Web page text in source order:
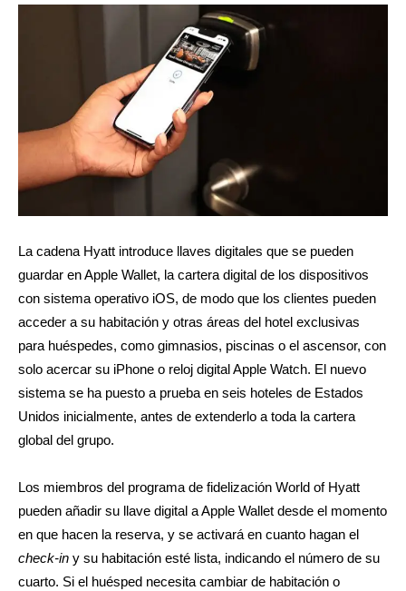
La cadena Hyatt introduce llaves digitales que se pueden
guardar en Apple Wallet, la cartera digital de los dispositivos
con sistema operativo iOS, de modo que los clientes pueden
acceder a su habitación y otras áreas del hotel exclusivas
para huéspedes, como gimnasios, piscinas o el ascensor, con
solo acercar su iPhone o reloj digital Apple Watch. El nuevo
sistema se ha puesto a prueba en seis hoteles de Estados
Unidos inicialmente, antes de extenderlo a toda la cartera
global del grupo.
Los miembros del programa de fidelización World of Hyatt
pueden añadir su llave digital a Apple Wallet desde el momento
en que hacen la reserva, y se activará en cuanto hagan el
check-in y su habitación esté lista, indicando el número de su
cuarto. Si el huésped necesita cambiar de habitación o